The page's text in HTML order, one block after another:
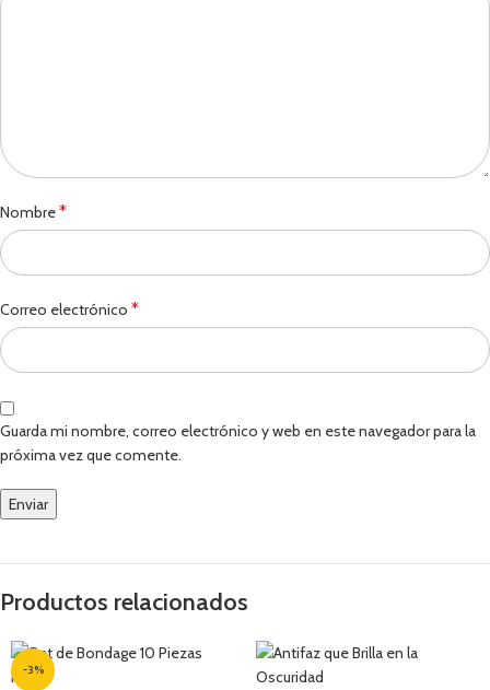
Nombre*
Correo electrónico *
Guarda mi nombre, correo electrónico y web en este navegador para la
próxima vez que comente.
Productos relacionados
-3%